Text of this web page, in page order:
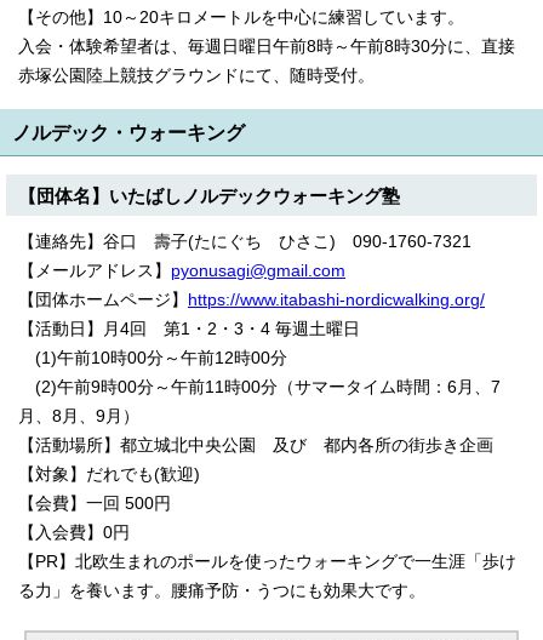
【その他】10～20キロメートルを中心に練習しています。
入会・体験希望者は、毎週日曜日午前8時～午前8時30分に、直接
赤塚公園陸上競技グラウンドにて、随時受付。
ノルデック・ウォーキング
【団体名】いたばしノルデックウォーキング塾
【連絡先】谷口 壽子(たにぐち ひさこ) 090-1760-7321
【メールアドレス】 pyonusagi@gmail.com
【団体ホームページ 】
https://www.itabashi-nordicwalking.org/
【活動日】月4回 第1・2・3・4 毎週土曜日
(1)午前10時00分～午前12時00分
(2)午前9時00分～午前11時00分（サマータイム時間：6月、7
月、8月、9月）
【活動場所】都立城北中央公園 及び 都内各所の街歩き企画
【対象】だれでも(歓迎)
【会費】一回 500円
【入会費】0円
【PR】北欧生まれのポールを使ったウォーキングで一生涯「歩け
る力」を養います。腰痛予防・うつにも効果大です。